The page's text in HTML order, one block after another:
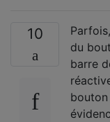
10
du
barre